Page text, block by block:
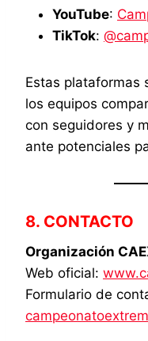
YouTube:
TikTok:
Estas plataformas
los equipos
con seguidores y
ante potenciales
8. CONTACTO
Organización
Web oficial:
Formulario de